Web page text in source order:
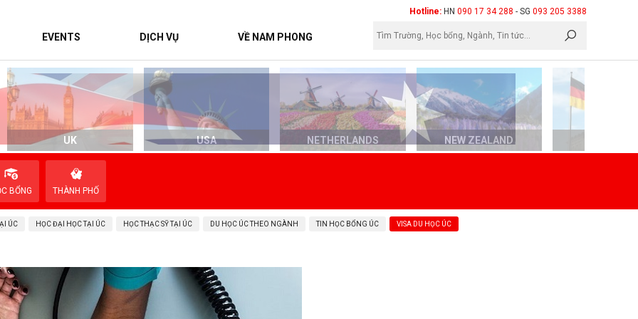
Hotline: HN 090 17 34 288 - SG 093 205 3388
EVENTS DỊCH VỤ VỀ NAM PHONG
UK USA NETHERLANDS NEW ZEALAND
BỔNG THÀNH PHỐ
ÚC HỌC ĐẠI HỌC TẠI ÚC HỌC THẠC SỸ TẠI ÚC DU HỌC ÚC THEO NGÀNH TIN HỌC BỔNG ÚC VISA DU HỌC ÚC